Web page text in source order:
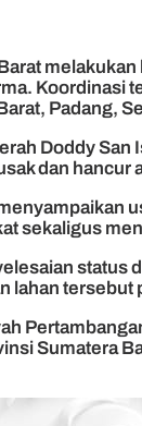
Koordinasi
Padang,
Doddy
dan
sekaligus
status
lahan
Sumatera